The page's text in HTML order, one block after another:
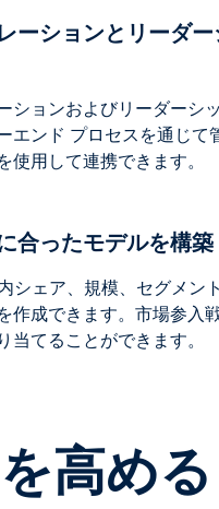
ーションとリーダ
ションおよびリーダーシ
エンド プロセスを通じて
使用して連携できます。
合ったモデルを構築
シェア、規模、セグメン
作成できます。市場参入
当てることができます。
高める